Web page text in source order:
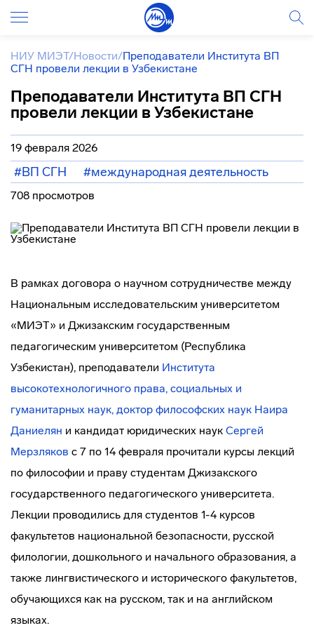
НИУ МИЭТ/Новости/Преподаватели Института ВП
СГН провели лекции в Узбекистане
Преподаватели Института ВП СГН
провели лекции в Узбекистане
19 февраля 2026
#ВП СГН #международная деятельность
708 просмотров
В рамках договора о научном сотрудничестве между
Национальным исследовательским университетом
«МИЭТ» и Джизакским государственным
педагогическим университетом (Республика
Узбекистан), преподаватели Института
высокотехнологичного права, социальных и
гуманитарных наук, доктор философских наук Наира
Даниелян и кандидат юридических наук Сергей
Мерзляков с 7 по 14 февраля прочитали курсы лекций
по философии и праву студентам Джизакского
государственного педагогического университета.
Лекции проводились для студентов 1-4 курсов
факультетов национальной безопасности, русской
филологии, дошкольного и начального образования, а
также лингвистического и исторического факультетов,
обучающихся как на русском, так и на английском
языках.